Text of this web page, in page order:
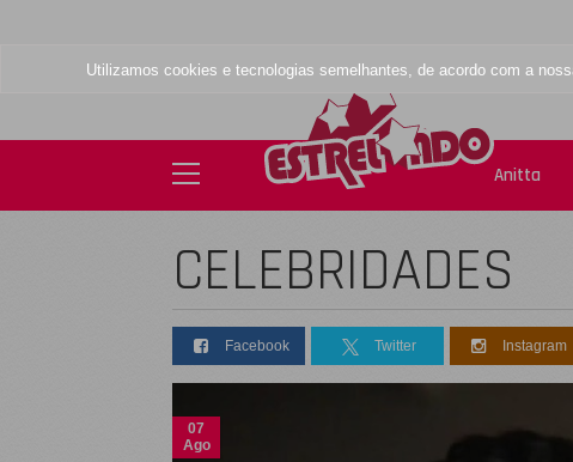
Utilizamos cookies e tecnologias semelhantes, de acordo com a
Anitta
CELEBRIDADES
Facebook Twitter Instagram
07
Ago